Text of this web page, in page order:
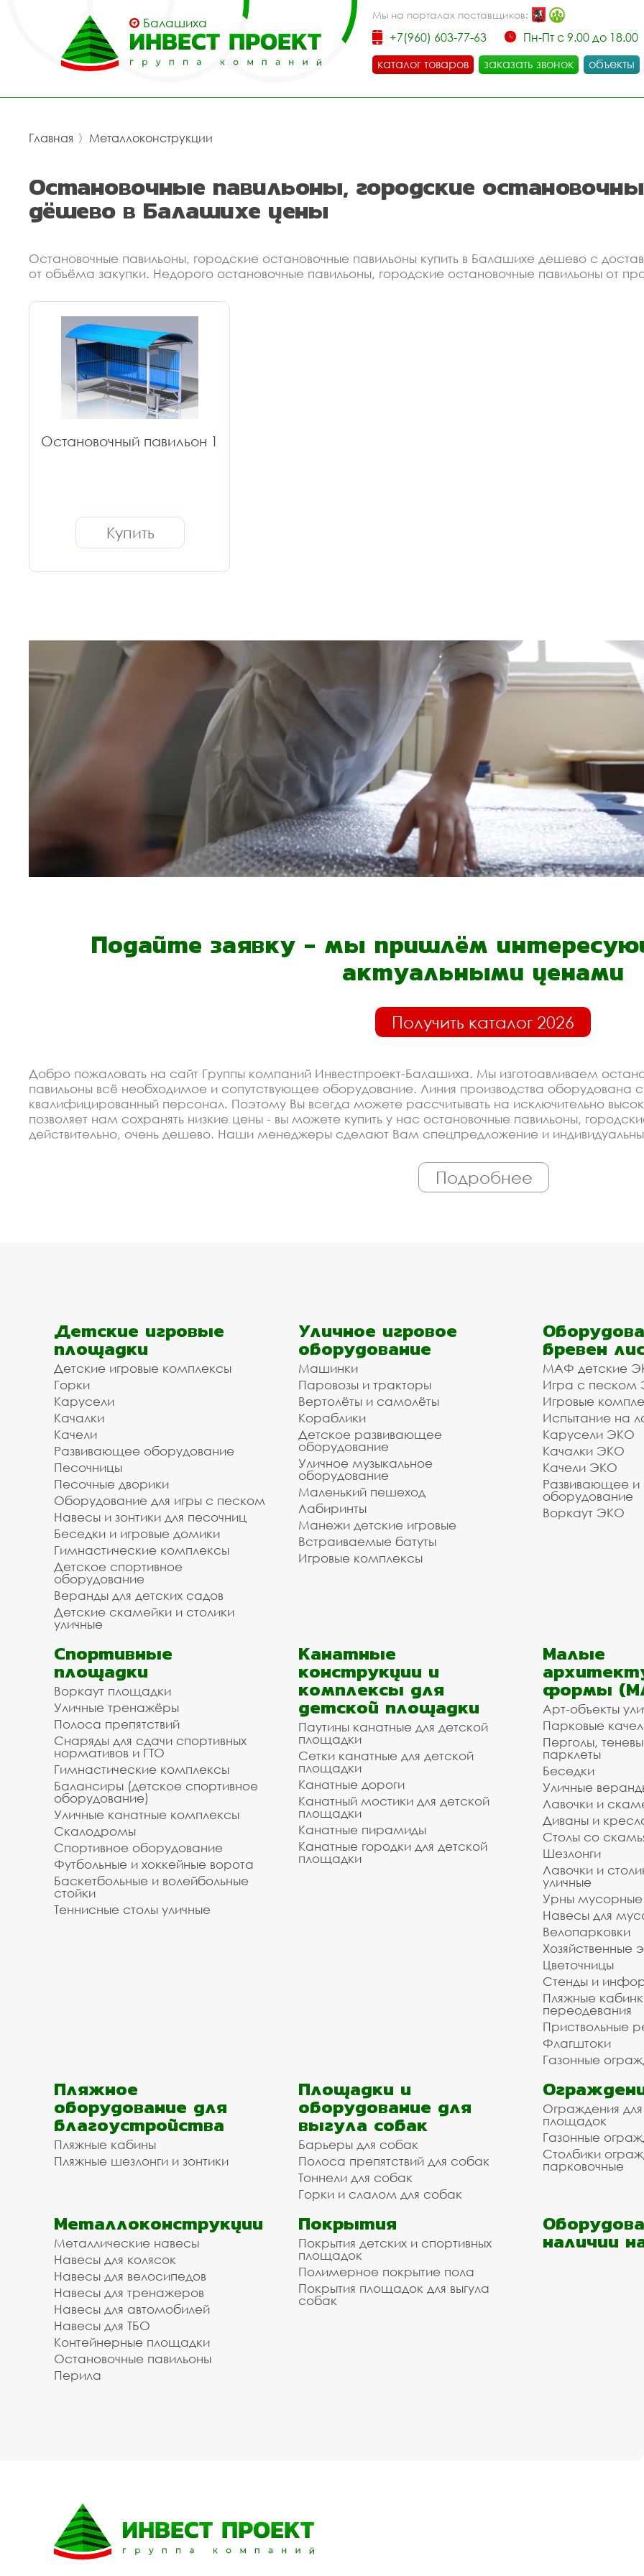
Балашиха
Мы на порталах поставщиков:
+7(960) 603-77-63
Пн-Пт с 9.00 до 18.00
каталог товаров
заказать звонок объекты
Главная 〉 Металлоконструкции
Остановочные павильоны, городские
дёшево в Балашихе цены
Остановочные павильоны, городские остановочные павильоны купить в Балашихе дешево с
от объёма закупки. Недорого остановочные павильоны, городские остановочные павильоны от
Остановочный павильон 1
Купить
Подайте заявку - мы пришлём
актуальными ценами
Получить каталог 2026
Добро пожаловать на сайт Группы компаний Инвестпроект-Балашиха. Мы изготоавливаем
павильоны всё необходимое и сопутствующее оборудование. Линия производства
квалифицированный персонал. Поэтому Вы всегда можете рассчитывать на исключительно
позволяет нам сохранять низкие цены - вы можете купить у нас остановочные павильоны,
действительно, очень дешево. Наши менеджеры сделают Вам спецпредложение и
городские остановочные павильоны под заказ, по Вашему проекту.
Спецпредложение от производителя на
Балашихе. Мы рассчитаем Ваш проект, поможем подобрать материалы и оборудование - Вам
заявку на сайте.
Доступная цена на остановочные павильоны,
павильоны в Балашихе с доставкой и монтажом
Мы организуем для вас доставку и установку оборудования. Наши монтажники имеют весь
/ укладки. Зделайте заказ на остановочные павильоны, городские остановочные павильоны в
организацию перевозки и монтажа в Балашихе и в городском округе Балашиха под ключ.
объекта. Позвоните и уточните информацию у наших менеджеров по телефону: ,
списком необходимого вам оборудования.
Инвестпроект благодарит вас за то, что пользуетесь услугами нашей компании!
Звоните, мы всегда готовы помочь и оперативно выполнить даже очень сложный заказ.
Подробнее
Детские игровые
площадки
Детские игровые комплексы
Горки
Карусели
Качалки
Качели
Развивающее оборудование
Песочницы
Песочные дворики
Оборудование для игры с песком
Навесы и зонтики для песочниц
Беседки и игровые домики
Гимнастические комплексы
Детское спортивное
оборудование
Веранды для детских садов
Детские скамейки и столики
уличные
Уличное игровое
оборудование
Машинки
Паровозы и тракторы
Вертолёты и самолёты
Кораблики
Детское развивающее
оборудование
Уличное музыкальное
оборудование
Маленький пешеход
Лабиринты
Манежи детские игровые
Встраиваемые батуты
Игровые комплексы
бревен
МАФ детские
Игра с песком
Игровые
Испытание на
Карусели ЭКО
Качалки ЭКО
Качели ЭКО
Развивающее
оборудование
Воркаут ЭКО
Спортивные
площадки
Воркаут площадки
Уличные тренажёры
Полоса препятствий
Снаряды для сдачи спортивных
нормативов и ГТО
Гимнастические комплексы
Балансиры (детское спортивное
оборудование)
Уличные канатные комплексы
Скалодромы
Спортивное оборудование
Футбольные и хоккейные ворота
Баскетбольные и волейбольные
стойки
Теннисные столы уличные
Канатные
конструкции и
комплексы для
детской площадки
Паутины канатные для детской
площадки
Сетки канатные для детской
площадки
Канатные дороги
Канатный мостики для детской
площадки
Канатные пирамиды
Канатные городки для детской
площадки
Малые
формы
Арт-объекты
Парковые
Перголы,
парклеты
Беседки
Уличные
Лавочки и
Диваны и
Столы со
Шезлонги
Лавочки и
уличные
Урны мусорные
Навесы для
Велопарковки
Хозяйственные
Цветочницы
Стенды и
Пляжные
переодевания
Приствольные
Флагштоки
Газонные
Пляжное
оборудование для
благоустройства
Пляжные кабины
Пляжные шезлонги и зонтики
Площадки и
оборудование для
выгула собак
Барьеры для собак
Полоса препятствий для собак
Тоннели для собак
Горки и слалом для собак
Ограждения
площадок
Газонные
Столбики
парковочные
Металлоконструкции
Металлические навесы
Навесы для колясок
Навесы для велосипедов
Навесы для тренажеров
Навесы для автомобилей
Навесы для ТБО
Контейнерные площадки
Остановочные павильоны
Перила
Покрытия
Покрытия детских и спортивных
площадок
Полимерное покрытие пола
Покрытия площадок для выгула
собак
наличии